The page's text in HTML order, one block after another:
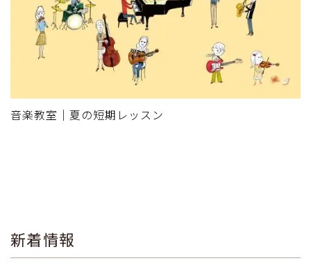
音楽教室｜夏の短期レッスン
新着情報